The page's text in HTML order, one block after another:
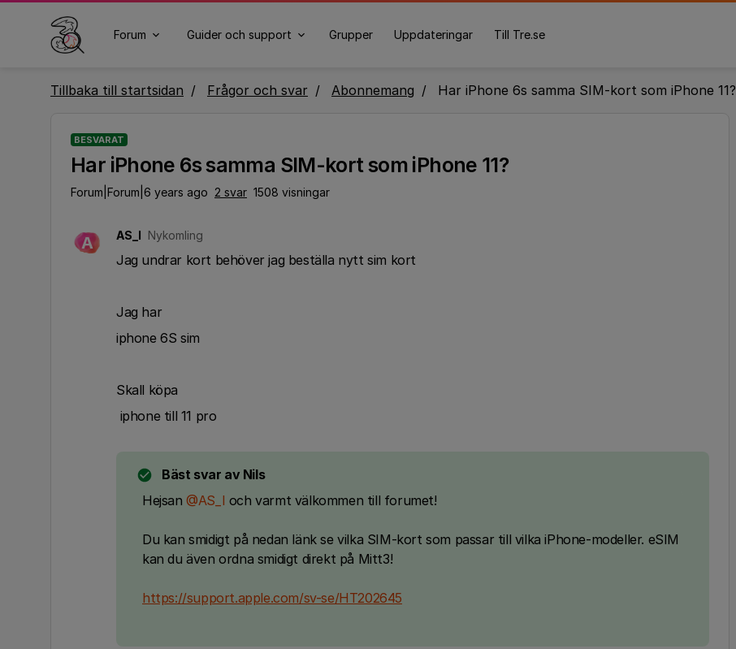
Forum Guider och support Grupper Uppdateringar Till Tre.se
Tillbaka till startsidan Frågor och svar Abonnemang Har iPhone 6s samma SIM-kort som iPhone 11?
BESVARAT
Har iPhone 6s samma SIM-kort som iPhone 11?
Forum|Forum|6 years ago 2 svar 1508 visningar
A AS_I Nykomling
Jag undrar kort behöver jag beställa nytt sim kort
Jag har
iphone 6S sim
Skall köpa
iphone till 11 pro
Bäst svar av Nils
Hejsan@AS_I och varmt välkommen till forumet!
Du kan smidigt på nedan länk se vilka SIM-kort som passar till vilka iPhone-modeller. eSIM
kan du även ordna smidigt direkt på Mitt3!
https://support.apple.com/sv-se/HT202645